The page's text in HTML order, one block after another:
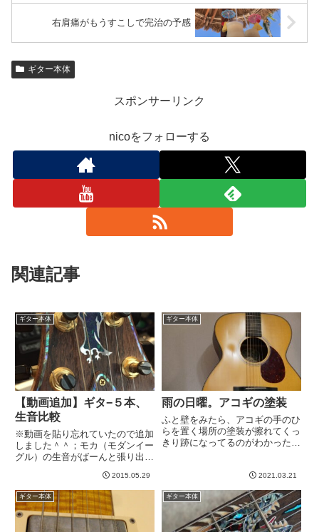
右肩痛がもうすこしで完治の予感
ギター本体
スポンサーリンク
nicoをフォローする
関連記事
ギター本体
【動画追加】ギタ−５本、
生音比較
※動画を貼り忘れていたので追加
しました＾＾；モカ（モダンイー
グル）の生音がばーんと張り出す
ので、この際なので録音して違い
が出るかどうかやってみました。
結論から言うと、生音の段階で音
色全然違う＾＾こんな感じでマ
イ...
2015.05.29
ギター本体
雨の日曜。アコギの塗装
ふと壁をみたら、アコギの手のひ
らを置く場所の塗装が擦れてくっ
きり跡になってるのがわかったの
右手を置いてあるところだけ擦れ
てツヤっぽくなってます。経年変
化っていいなあ。このギターは
ま...
2021.03.21
ギター本体 ギター本体